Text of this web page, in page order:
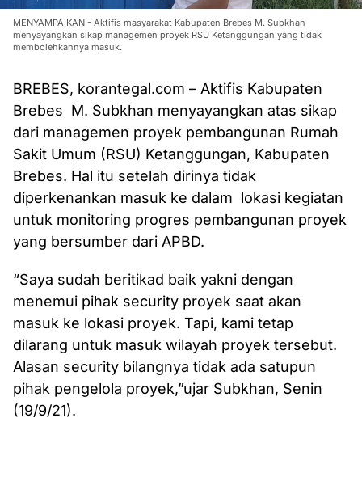
MENYAMPAIKAN - Aktifis masyarakat Kabupaten Brebes M. Subkhan
menyayangkan sikap managemen proyek RSU Ketanggungan yang tidak
membolehkannya masuk.
BREBES, korantegal.com – Aktifis Kabupaten
Brebes M. Subkhan menyayangkan atas sikap
dari managemen proyek pembangunan Rumah
Sakit Umum (RSU) Ketanggungan, Kabupaten
Brebes. Hal itu setelah dirinya tidak
diperkenankan masuk ke dalam lokasi kegiatan
untuk monitoring progres pembangunan proyek
yang bersumber dari APBD.
“Saya sudah beritikad baik yakni dengan
menemui pihak security proyek saat akan
masuk ke lokasi proyek. Tapi, kami tetap
dilarang untuk masuk wilayah proyek tersebut.
Alasan security bilangnya tidak ada satupun
pihak pengelola proyek,”ujar Subkhan, Senin
(19/9/21).